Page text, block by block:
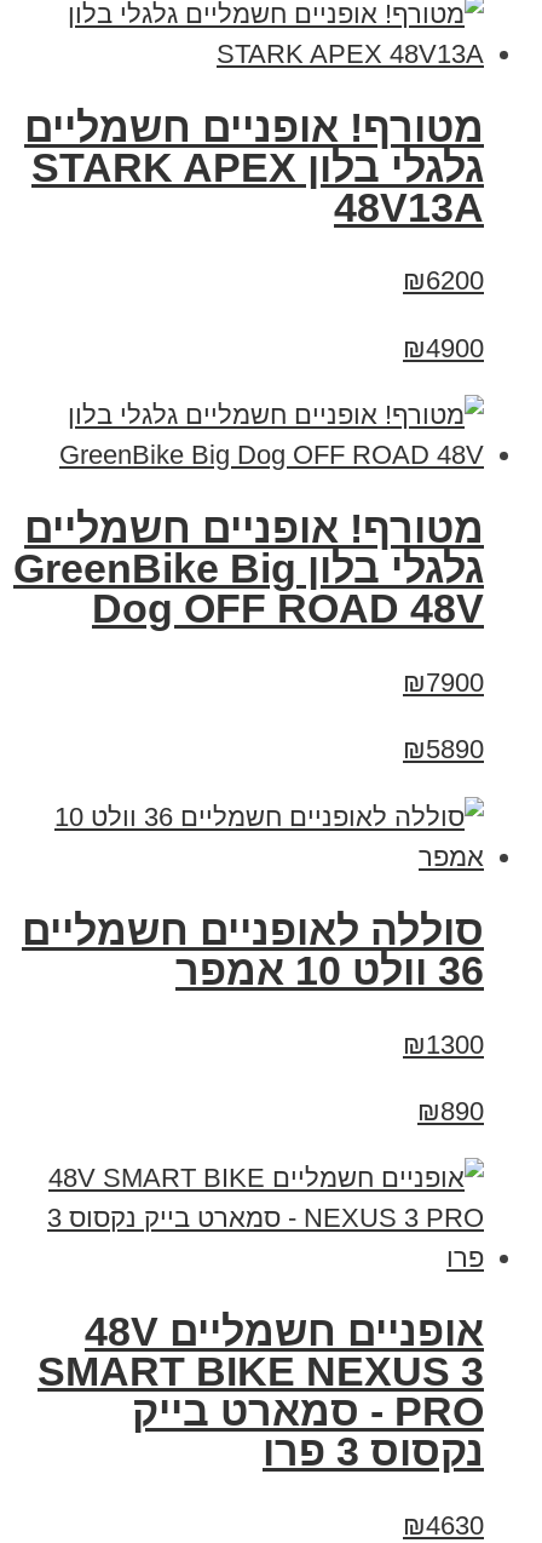
מטורף! אופניים חשמליים
גלגלי בלון STARK APEX
48V13A
₪6200
₪4900
מטורף! אופניים חשמליים
גלגלי בלון GreenBike Big
Dog OFF ROAD 48V
₪7900
₪5890
סוללה לאופניים חשמליים
36 וולט 10 אמפר
₪1300
₪890
אופניים חשמליים 48V
SMART BIKE NEXUS 3
PRO - סמארט בייק
נקסוס 3 פרו
₪4630